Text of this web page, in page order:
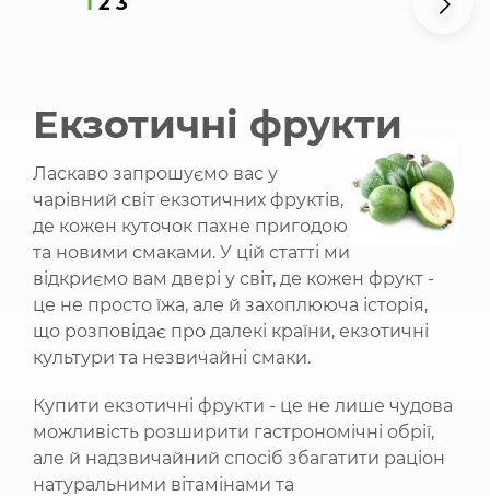
Екзотичні фрукти
Ласкаво запрошуємо вас у
чарівний світ екзотичних фруктів,
де кожен куточок пахне пригодою
та новими смаками. У цій статті ми
відкриємо вам двері у світ, де кожен фрукт -
це не просто їжа, але й захоплююча історія,
що розповідає про далекі країни, екзотичні
культури та незвичайні смаки.
Купити екзотичні фрукти - це не лише чудова
можливість розширити гастрономічні обрії,
але й надзвичайний спосіб збагатити раціон
натуральними вітамінами та